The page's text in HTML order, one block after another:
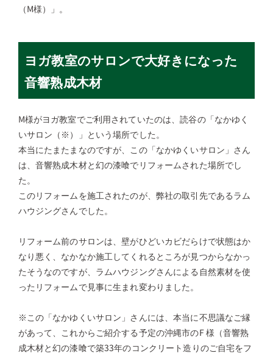
（M様）」。
ヨガ教室のサロンで大好きになった
音響熟成木材
M様がヨガ教室でご利用されていたのは、読谷の「なかゆく
いサロン（※）」という場所でした。
本当にたまたまなのですが、この「なかゆくいサロン」さん
は、音響熟成木材と幻の漆喰でリフォームされた場所でし
た。
このリフォームを施工されたのが、弊社の取引先であるラム
ハウジングさんでした。
リフォーム前のサロンは、壁がひどいカビだらけで状態はか
なり悪く、なかなか施工してくれるところが見つからなかっ
たそうなのですが、ラムハウジングさんによる自然素材を使
ったリフォームで見事に生まれ変わりました。
※この「なかゆくいサロン」さんには、本当に不思議なご縁
があって、これからご紹介する予定の沖縄市のF 様（音響熟
成木材と幻の漆喰で築33年のコンクリート造りのご自宅をフ